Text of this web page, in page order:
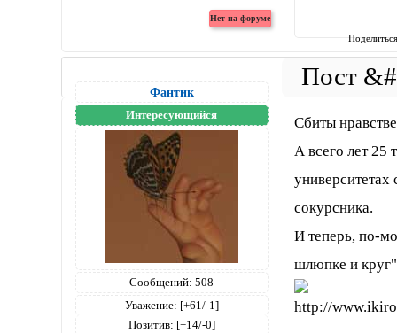
Фантик
Интересующийся
Сообщений: 508
Уважение: [+61/-1]
Позитив: [+14/-0]
Сбиты
А всего лет 25
университетах
сокурсника.
И теперь, по-
шлюпке и